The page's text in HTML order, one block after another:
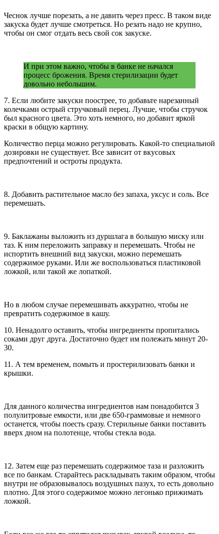
Чеснок лучше порезать, а не давить через пресс. В таком виде
закуска будет лучше смотреться. Но резать надо не крупно,
чтобы он смог отдать весь свой сок закуске.
И при этом важно, чтобы в банке не начался
процесс брожения. Время стерилизации будет
довольно небольшим.
7. Если любите закуски поострее, то добавьте нарезанный
колечками острый стручковый перец. Лучше, чтобы стручок
был красного цвета. Это хоть немного, но добавит яркой
краски в общую картину.
Количество перца можно регулировать. Какой-то специальной
дозировки не существует. Все зависит от вкусовых
предпочтений и остроты продукта.
8. Добавить растительное масло без запаха, уксус и соль. Все
перемешать.
9. Баклажаны выложить из дуршлага в большую миску или
таз. К ним переложить заправку и перемешать. Чтобы не
испортить внешний вид закуски, можно перемешать
содержимое руками. Или же воспользоваться пластиковой
ложкой, или такой же лопаткой.
Но в любом случае перемешивать аккуратно, чтобы не
превратить содержимое в кашу.
10. Ненадолго оставить, чтобы ингредиенты пропитались
соками друг друга. Достаточно будет им полежать минут 20-
30.
11. А тем временем, помыть и простерилизовать банки и
крышки.
Для данного количества ингредиентов нам понадобится 3
полулитровые емкости, или две 650-граммовые и немного
останется, чтобы поесть сразу. Стерильные банки поставить
вверх дном на полотенце, чтобы стекла вода.
12. Затем еще раз перемешать содержимое таза и разложить
все по банкам. Старайтесь раскладывать таким образом, чтобы
внутри не образовывалось воздушных пазух, то есть довольно
плотно. Для этого содержимое можно легонько прижимать
ложкой.